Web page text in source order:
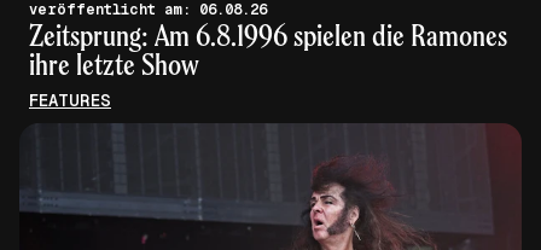
veröffentlicht am: 06.08.26
Zeitsprung: Am 6.8.1996 spielen die Ramones
ihre letzte Show
FEATURES